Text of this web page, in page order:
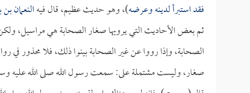
فقد استبرأ لدينه وعرضه)، وهو حديث عظيم، قال فيهالنعمان
ثم بعض الأحاديث التي يرويها صغار الصحابة هي مراسيل،
الصحابة، وإذا رووا عن غير الصحابة بينوا ذلك، فلا محذور في
صغار، وليست مشتملة على: سمعت رسول الله صلى الله عليه